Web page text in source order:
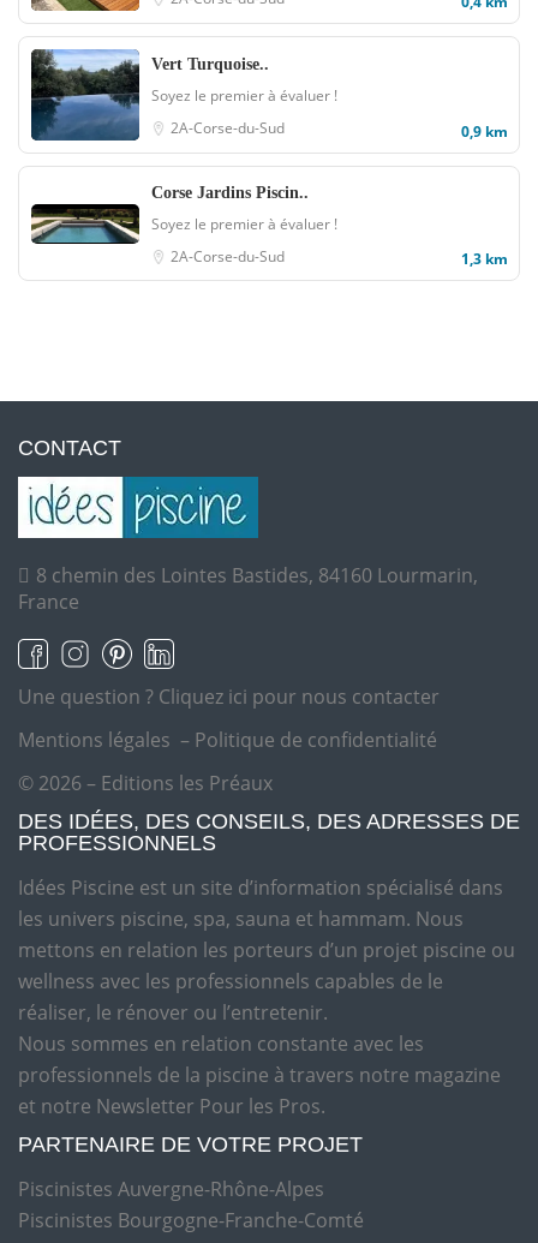
Vert Turquoise..
Soyez le premier à évaluer !
2A-Corse-du-Sud
0,9 km
Corse Jardins Piscin..
Soyez le premier à évaluer !
2A-Corse-du-Sud
1,3 km
CONTACT
8 chemin des Lointes Bastides, 84160 Lourmarin,
France
Une question ? Cliquez ici pour nous contacter
Mentions légales – Politique de confidentialité
© 2026 – Editions les Préaux
DES IDÉES, DES CONSEILS, DES ADRESSES DE
PROFESSIONNELS
Idées Piscine est un site d’information spécialisé dans
les univers piscine, spa, sauna et hammam. Nous
mettons en relation les porteurs d’un projet piscine ou
wellness avec les professionnels capables de le
réaliser, le rénover ou l’entretenir.
Nous sommes en relation constante avec les
professionnels de la piscine à travers notre magazine
et notre Newsletter Pour les Pros.
PARTENAIRE DE VOTRE PROJET
Piscinistes Auvergne-Rhône-Alpes
Piscinistes Bourgogne-Franche-Comté